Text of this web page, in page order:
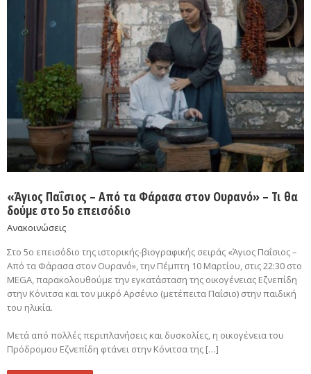
«Άγιος Παΐσιος – Από τα Φάρασα στον Ουρανό» – Τι θα
δούμε στο 5ο επεισόδιο
Ανακοινώσεις
Στο 5ο επεισόδιο της ιστορικής-βιογραφικής σειράς «Άγιος Παΐσιος –
Από τα Φάρασα στον Ουρανό», την Πέμπτη 10 Μαρτίου, στις 22:30 στο
MEGA, παρακολουθούμε την εγκατάσταση της οικογένειας Εζνεπίδη
στην Κόνιτσα και τον μικρό Αρσένιο (μετέπειτα Παΐσιο) στην παιδική
του ηλικία.
Μετά από πολλές περιπλανήσεις και δυσκολίες, η οικογένεια του
Πρόδρομου Εζνεπίδη φτάνει στην Κόνιτσα της […]